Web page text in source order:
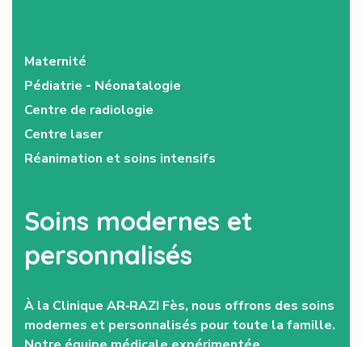
Maternité
Pédiatrie - Néonatalogie
Centre de radiologie
Centre laser
Réanimation et soins intensifs
Soins modernes et
personnalisés
À la Clinique AR‑RAZI Fès, nous offrons des soins
modernes et personnalisés pour toute la famille.